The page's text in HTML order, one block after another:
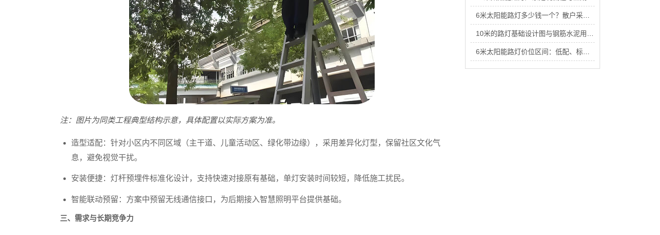
注：图片为同类工程典型结构示意，具体配置以实际方案为准。
造型适配：针对小区内不同区域（主干道、儿童活动区、绿化带边缘），采用差异化灯型，保留社区文化气
息，避免视觉干扰。
安装便捷：灯杆预埋件标准化设计，支持快速对接原有基础，单灯安装时间较短，降低施工扰民。
智能联动预留 ：方案中预留无线通信接口，为后期接入智慧照明平台提供基础。
三、需求与长期竞争力
6米太阳能路灯多少钱一个？散户采购与工程采购价差
10米的路灯基础设计图与钢筋水泥用量核算
6米太阳能路灯价位区间：低配、标准、高配怎么选？